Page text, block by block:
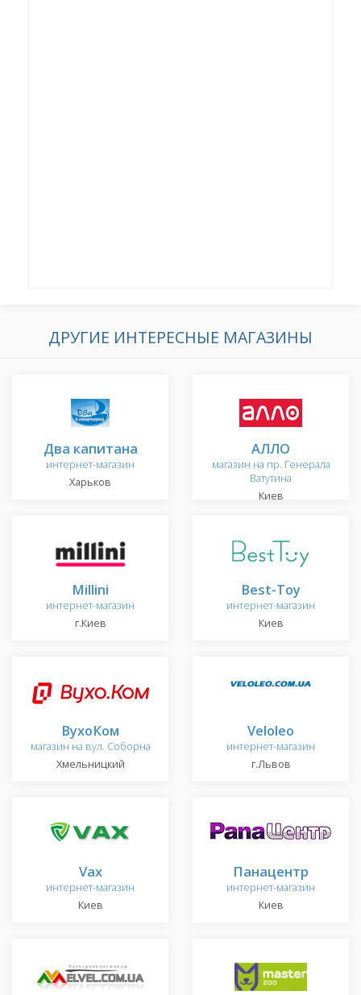
ДРУГИЕ ИНТЕРЕСНЫЕ МАГАЗИНЫ
Два капитана
интернет-магазин
Харьков
АЛЛО
магазин на пр. Генерала
Ватутина
Киев
Millini
интернет-магазин
г.Киев
Best-Toy
интернет-магазин
Киев
ВухоКом
магазин на вул. Соборна
Хмельницкий
Veloleo
интернет-магазин
г.Львов
Vax
интернет-магазин
Киев
Панацентр
интернет-магазин
Киев